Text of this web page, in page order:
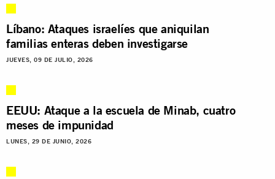
Líbano: Ataques israelíes que aniquilan
familias enteras deben investigarse
JUEVES, 09 DE JULIO, 2026
EEUU: Ataque a la escuela de Minab, cuatro
meses de impunidad
LUNES, 29 DE JUNIO, 2026